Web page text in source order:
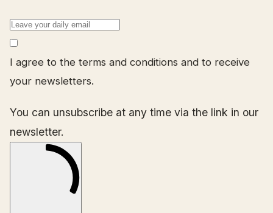
I agree to the terms and conditions and to receive
your newsletters.
You can unsubscribe at any time via the link in our
newsletter.